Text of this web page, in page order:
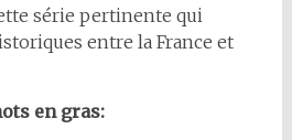
série pertinente qui
entre la France et
en gras: